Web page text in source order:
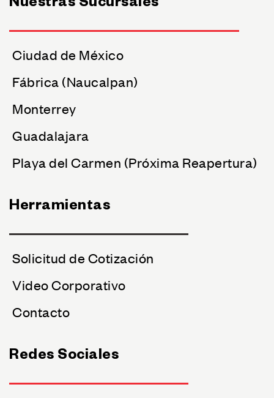
Nuestras Sucursales
Ciudad de México
Fábrica (Naucalpan)
Monterrey
Guadalajara
Playa del Carmen (Próxima Reapertura)
Herramientas
Solicitud de Cotización
Video Corporativo
Contacto
Redes Sociales